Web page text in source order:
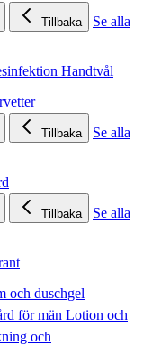
Tillbaka
Se alla
Handtvål
Tillbaka
Se alla
Tillbaka
Se alla
och duschgel
för män Lotion och
och